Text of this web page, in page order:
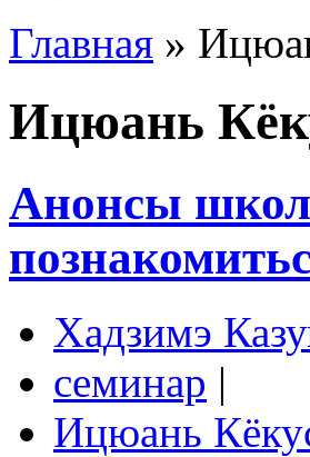
Главная »
Ицюань
Анонсы
Хадзимэ
семинар |
Ицюань